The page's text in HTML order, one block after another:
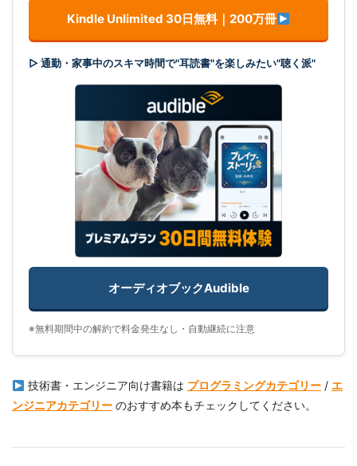
Kindle Unlimited 30日無料｜200万冊
▷ 通勤・家事中のスキマ時間で"耳読書"を楽しみたい"聴く派"
オーディオブックAudible
※無料期間中の解約で料金発生なし・自動継続に注意
技術書・エンジニア向け書籍は プログラミングカテゴリー/ エ
ンジニアカテゴリー のおすすめ本もチェックしてください。